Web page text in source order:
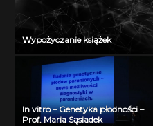
Wypożyczanie książek
In vitro – Genetyka płodności –
Prof. Maria Sąsiadek